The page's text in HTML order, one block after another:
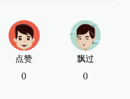
点赞
0
飘过
0